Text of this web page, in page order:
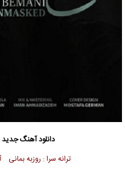
دانلود آهنگ جدید
ترانه سرا : روزبه